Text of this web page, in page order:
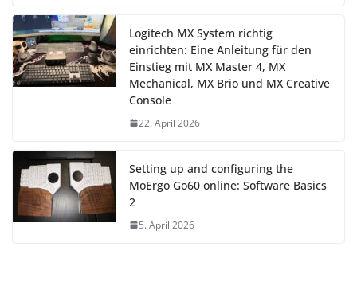
Logitech MX System richtig
einrichten: Eine Anleitung für den
Einstieg mit MX Master 4, MX
Mechanical, MX Brio und MX Creative
Console
22. April 2026
Setting up and configuring the
MoErgo Go60 online: Software Basics
2
5. April 2026